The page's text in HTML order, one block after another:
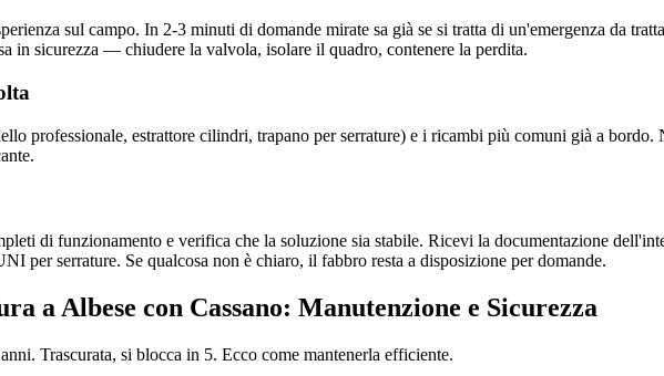
sul campo. In 2-3 minuti di domande mirate sa già se si tratta di un'emergenza da
in sicurezza — chiudere la valvola, isolare il quadro, contenere la perdita.
professionale, estrattore cilindri, trapano per serrature) e i ricambi più comuni già a
di funzionamento e verifica che la soluzione sia stabile. Ricevi la documentazione
per serrature. Se qualcosa non è chiaro, il fabbro resta a disposizione per domande.
a Albese con Cassano: Manutenzione e Sicurezza
Trascurata, si blocca in 5. Ecco come mantenerla efficiente.